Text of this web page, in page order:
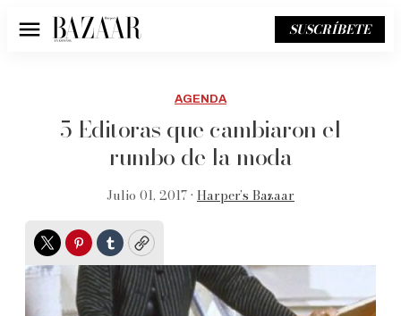
Menú SUSCRÍBETE
AGENDA
5 Editoras que cambiaron el
rumbo de la moda
Julio 01, 2017 • Harper’s Bazaar
TwitterPinterest
TumblrCopy